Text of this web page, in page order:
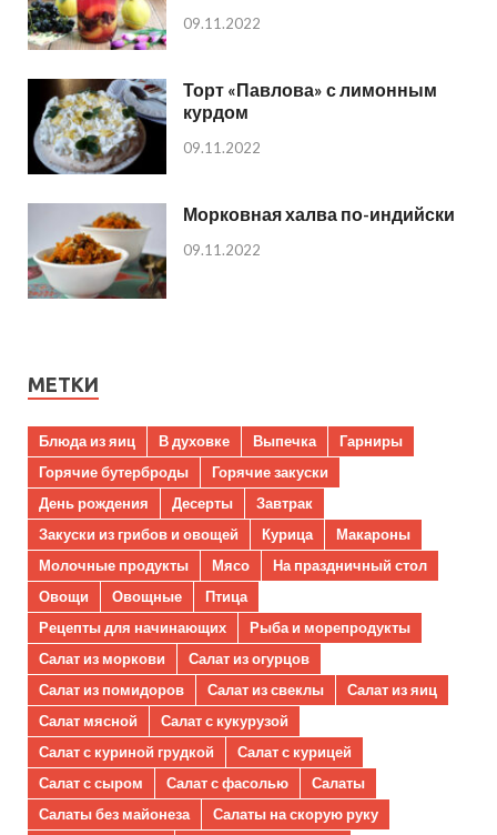
09.11.2022
Торт «Павлова» с лимонным
курдом
09.11.2022
Морковная халва по-индийски
09.11.2022
МЕТКИ
Блюда из яиц В духовке Выпечка
Гарниры
Горячие бутерброды
Горячие закуски
День рождения
Десерты
Завтрак
Закуски из грибов и овощей
Курица
Макароны
Молочные продукты
Мясо
На праздничный стол
Овощи
Овощные
Птица
Рецепты для начинающих
Рыба и морепродукты
Салат из моркови
Салат из огурцов
Салат из помидоров
Салат из свеклы
Салат из яиц
Салат мясной
Салат с кукурузой
Салат с куриной грудкой
Салат с курицей
Салат с сыром
Салат с фасолью
Салаты
Салаты без майонеза
Салаты на скорую руку